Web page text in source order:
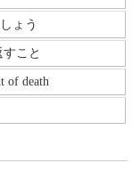
ょう
こと
of death